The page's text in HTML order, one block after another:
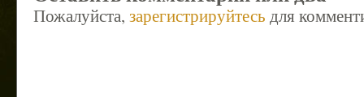
Пожалуйста, зарегистрируйтесь для